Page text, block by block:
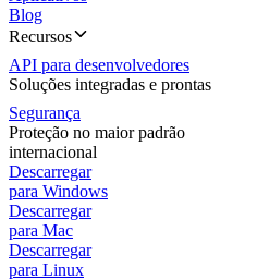
Blog
Recursos
API para desenvolvedores
Soluções integradas e prontas
Segurança
Proteção no maior padrão
internacional
Descarregar
para Windows
Descarregar
para Mac
Descarregar
para Linux